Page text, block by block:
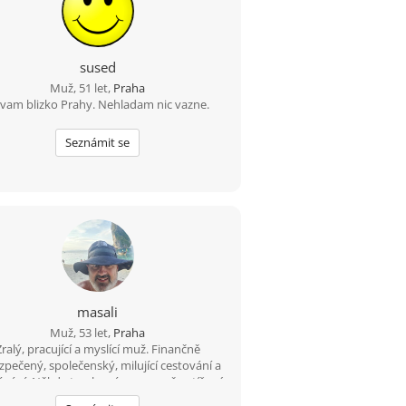
sused
Muž, 51 let, Praha
blizko Prahy. Nehladam nic vazne.
Seznámit se
masali
Muž, 53 let, Praha
pracující a myslící muž. Finančně
společenský, milující cestování a
Někdy trochu víc pracovně vytížený
pro začátek přítelkyni, dál život ukáže